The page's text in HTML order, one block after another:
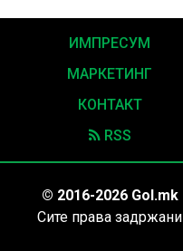
ИМПРЕСУМ
МАРКЕТИНГ
КОНТАКТ
RSS
© 2016-2026 Gol.mk
Сите права задржани